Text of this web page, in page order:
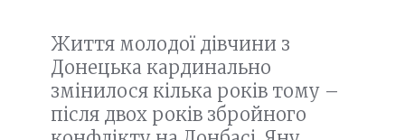
Життя молодої дівчини з
Донецька кардинально
змінилося кілька років тому –
після двох років збройного